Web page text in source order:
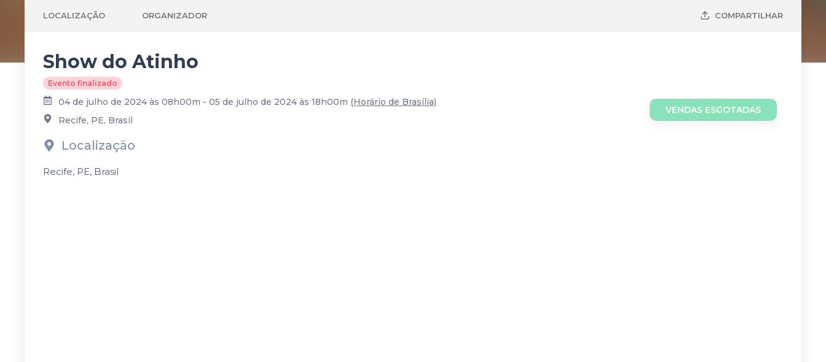
LOCALIZAÇÃO ORGANIZADOR COMPARTILHAR
Show do Atinho
Evento finalizado
04 de julho de 2024 às 08h00m - 05 de julho de 2024 às 18h00m (Horário de Brasília)
Recife, PE, Brasil
VENDAS ESGOTADAS
Localização
Recife, PE, Brasil